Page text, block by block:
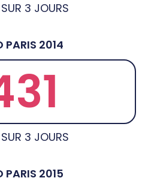
3 JOURS
PARIS 2014
3 JOURS
PARIS 2015